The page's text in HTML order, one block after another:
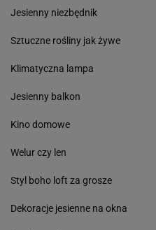
Jesienny niezbędnik
Sztuczne rośliny jak żywe
Klimatyczna lampa
Jesienny balkon
Kino domowe
Welur czy len
Styl boho loft za grosze
Dekoracje jesienne na okna